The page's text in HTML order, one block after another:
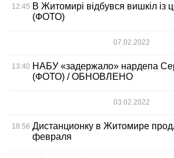
12:45 В Житомирі відбувся вишкіл із
(ФОТО)
07.02.2022
13:40 НАБУ «задержало» нардепа
(ФОТО) / ОБНОВЛЕНО
03.02.2022
18:56 Дистанционку в Житомире
февраля